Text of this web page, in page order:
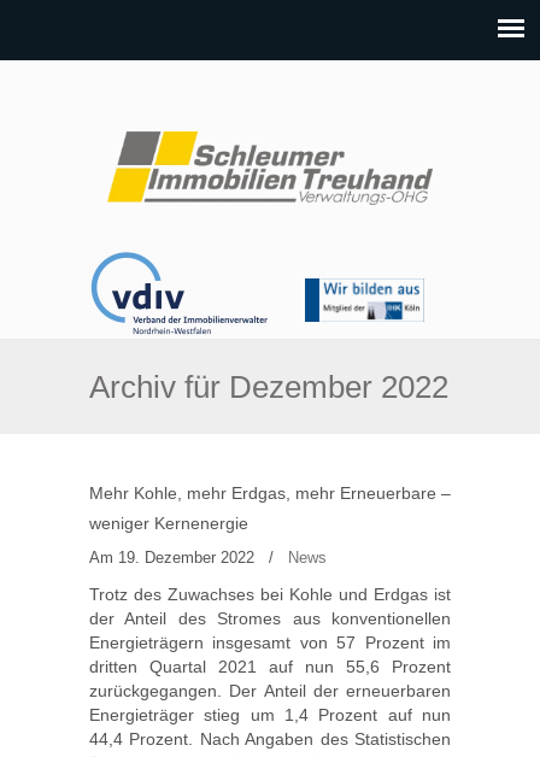
Archiv für Dezember 2022
Mehr Kohle, mehr Erdgas, mehr Erneuerbare –
weniger Kernenergie
Am 19. Dezember 2022 / News
Trotz des Zuwachses bei Kohle und Erdgas ist
der Anteil des Stromes aus konventionellen
Energieträgern insgesamt von 57 Prozent im
dritten Quartal 2021 auf nun 55,6 Prozent
zurückgegangen. Der Anteil der erneuerbaren
Energieträger stieg um 1,4 Prozent auf nun
44,4 Prozent. Nach Angaben des Statistischen